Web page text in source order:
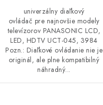
univerzálny diaľkový
ovládač pre najnovšie modely
televízorov PANASONIC LCD,
LED, HDTV UCT-045, 3984
Pozn.: Diaľkové ovládanie nie je
originál, ale plne kompatibilný
náhradný...